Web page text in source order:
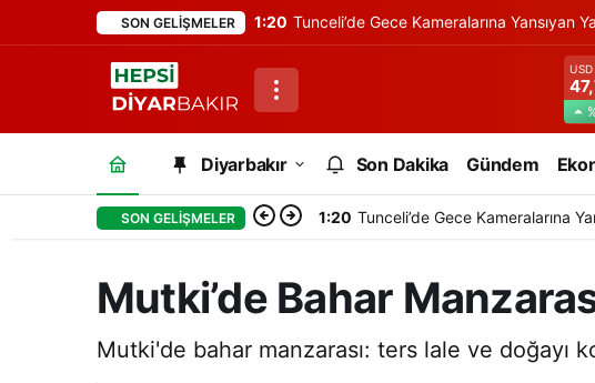
SON GELIŞMELER 1:20 Tunceli’de Gece Kameralarına Yansıyan
USD
Diyarbakır Son Dakika Gündem
SON GELIŞMELER 1:20 Tunceli’de Gece Kameralarına
Mutki’de Bahar
Mutki'de bahar manzarası: ters lale ve doğayı